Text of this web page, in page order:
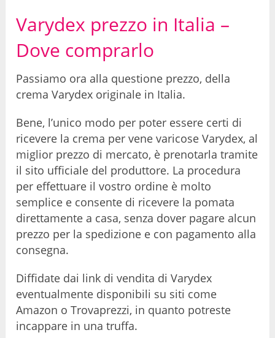
Varydex prezzo in Italia –
Dove comprarlo
Passiamo ora alla questione prezzo, della
crema Varydex originale in Italia.
Bene, l’unico modo per poter essere certi di
ricevere la crema per vene varicose Varydex, al
miglior prezzo di mercato, è prenotarla tramite
il sito ufficiale del produttore. La procedura
per effettuare il vostro ordine è molto
semplice e consente di ricevere la pomata
direttamente a casa, senza dover pagare alcun
prezzo per la spedizione e con pagamento alla
consegna.
Diffidate dai link di vendita di Varydex
eventualmente disponibili su siti come
Amazon o Trovaprezzi, in quanto potreste
incappare in una truffa.